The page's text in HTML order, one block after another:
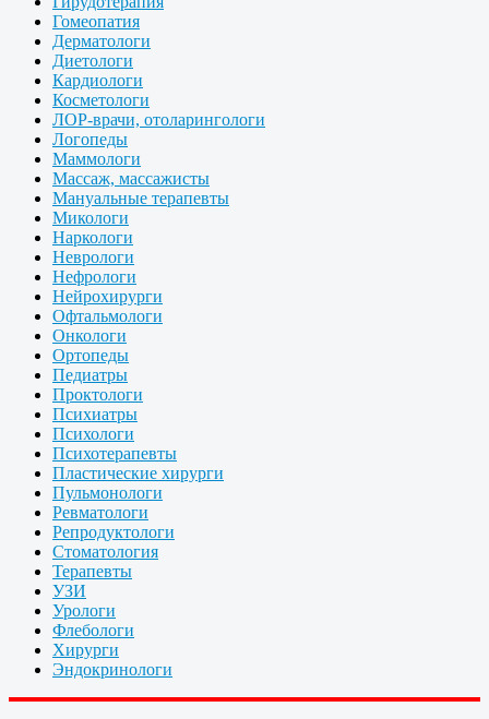
Гомеопатия
Дерматологи
Диетологи
Кардиологи
Косметологи
ЛОР-врачи, отоларингологи
Логопеды
Маммологи
Массаж, массажисты
Мануальные терапевты
Микологи
Наркологи
Неврологи
Нефрологи
Нейрохирурги
Офтальмологи
Онкологи
Ортопеды
Педиатры
Проктологи
Психиатры
Психологи
Психотерапевты
Пластические хирурги
Пульмонологи
Ревматологи
Репродуктологи
Стоматология
Терапевты
УЗИ
Урологи
Флебологи
Хирурги
Эндокринологи